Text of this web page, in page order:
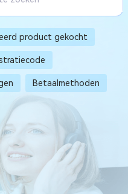
product gekocht
Betaalmethoden